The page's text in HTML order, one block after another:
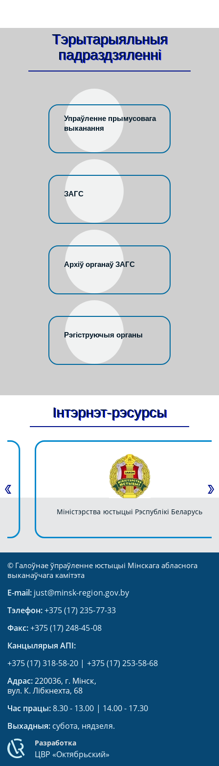
Тэрытарыяльныя
падраздзяленні
Упраўленне прымусовага
выканання
ЗАГС
Архіў органаў ЗАГС
Рэгіструючыя органы
Інтэрнэт-рэсурсы
Міністэрства юстыцыі Рэспублікі Беларусь
© Галоўнае ўпраўленне юстыцыі Мінскага абласнога
выканаўчага камітэта
Адрас:220036, г. Мінск,
вул. К. Лібкнехта, 68
Час працы:8.30 - 13.00 | 14.00 - 17.30
Выхадныя: субота, нядзеля.
Разработка
ЦВР «Октябрьский»
E-mail: just@minsk-region.gov.by
Тэлефон:+375 (17) 235-77-33
Факс:+375 (17) 248-45-08
Канцылярыя АПI:
+375 (17) 318-58-20 | +375 (17) 253-58-68